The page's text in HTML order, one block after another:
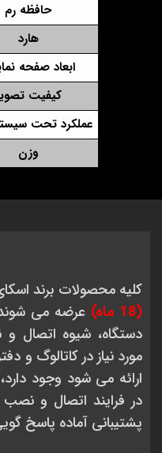
حافظه رم
هارد
ابعاد صفحه
کیفیت
عملکرد تحت
وزن
کلیه محصولات برند
(18 ماه)
عرضه می
دستگاه، شیوه اتصال
مورد نیاز در کاتالوگ و
ارائه می شود وجود
در فرایند اتصال و نصب
پشتیبانی آماده پاسخ